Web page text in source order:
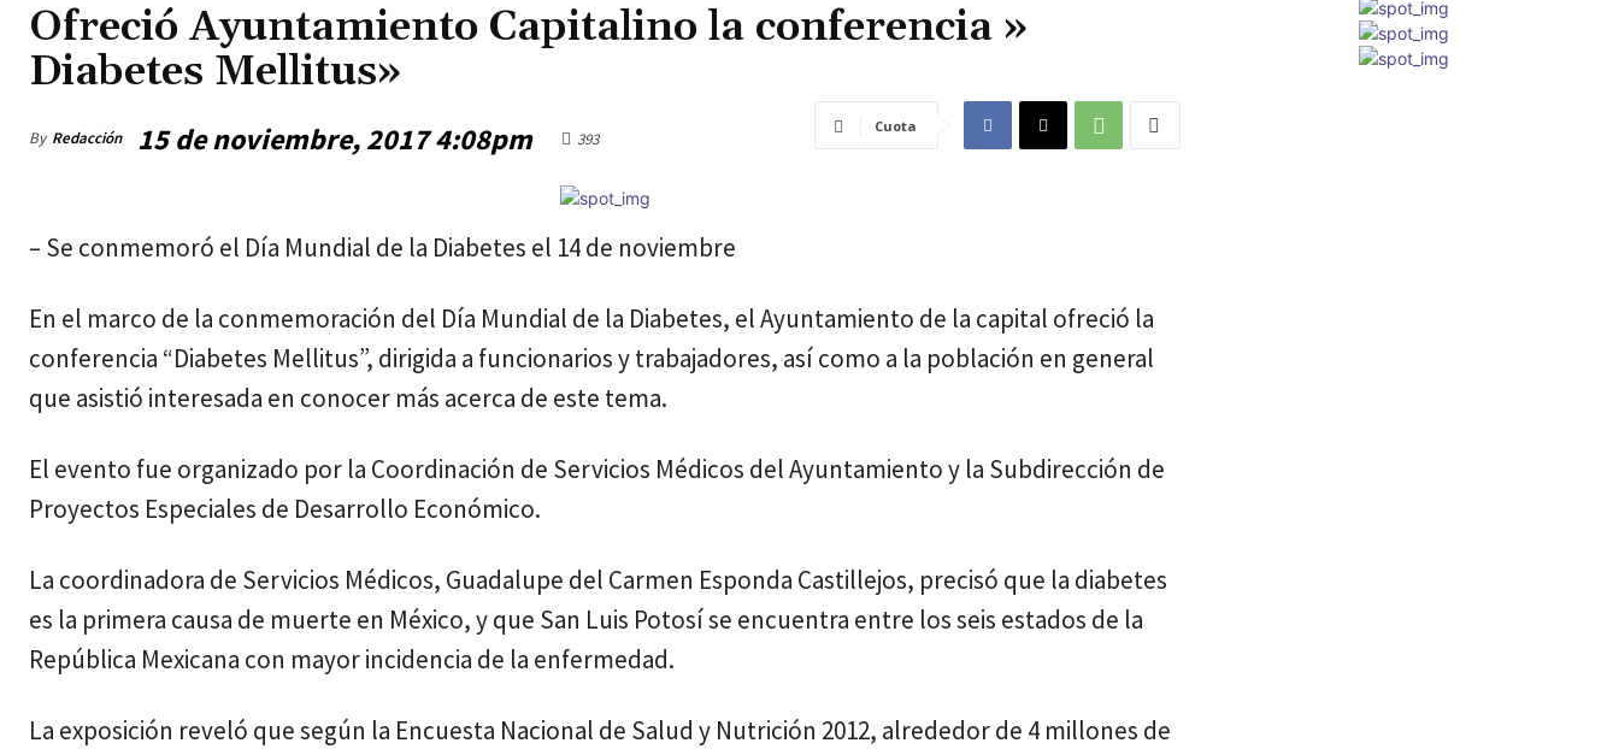
Ofreció Ayuntamiento Capitalino la conferencia »
Diabetes Mellitus»
By Redacción 15 de noviembre, 2017 4:08pm 393
Cuota
– Se conmemoró el Día Mundial de la Diabetes el 14 de noviembre
En el marco de la conmemoración del Día Mundial de la Diabetes, el Ayuntamiento de la capital ofreció la
conferencia “Diabetes Mellitus”, dirigida a funcionarios y trabajadores, así como a la población en general
que asistió interesada en conocer más acerca de este tema.
El evento fue organizado por la Coordinación de Servicios Médicos del Ayuntamiento y la Subdirección de
Proyectos Especiales de Desarrollo Económico.
La coordinadora de Servicios Médicos, Guadalupe del Carmen Esponda Castillejos, precisó que la diabetes
es la primera causa de muerte en México, y que San Luis Potosí se encuentra entre los seis estados de la
República Mexicana con mayor incidencia de la enfermedad.
La exposición reveló que según la Encuesta Nacional de Salud y Nutrición 2012, alrededor de 4 millones de